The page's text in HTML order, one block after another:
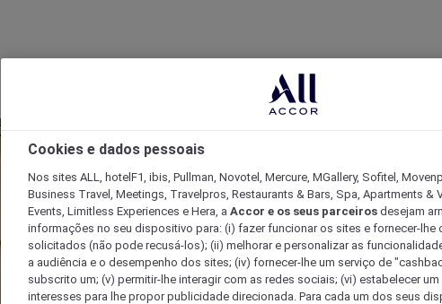
Cookies e dados pessoais
Nos sites ALL, hotelF1, ibis, Pullman, Novotel, Mercure, MGallery, Sofitel,
Business Travel, Meetings, Travelpros, Restaurants & Bars, Spa, Apartments &
Events, Limitless Experiences e Hera, a Accor e os seus parceiros desejam
informações no seu dispositivo para: (i) fazer funcionar os sites e fornecer-lhe
solicitados (não pode recusá-los); (ii) melhorar e personalizar as
a audiência e o desempenho dos sites; (iv) fornecer-lhe um serviço de
subscrito um; (v) permitir-lhe interagir com as redes sociais; (vi) estabelecer
interesses para lhe propor publicidade direcionada. Para cada um dos seus